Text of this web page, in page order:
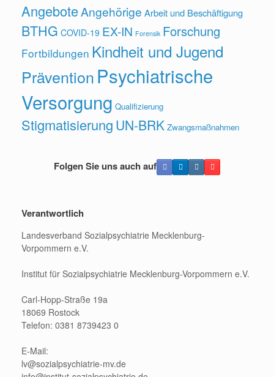
AngeboteAngehörige Arbeit und Beschäftigung
BTHG COVID-19 EX-IN Forensik Forschung
Fortbildungen Kindheit und Jugend
PräventionPsychiatrische
Versorgung Qualifizierung
Stigmatisierung UN-BRK Zwangsmaßnahmen
Folgen Sie uns auch auf
Verantwortlich
Landesverband Sozialpsychiatrie Mecklenburg-
Vorpommern e.V.
Institut für Sozialpsychiatrie Mecklenburg-Vorpommern e.V.
Carl-Hopp-Straße 19a
18069 Rostock
Telefon: 0381 8739423 0
E-Mail:
lv@sozialpsychiatrie-mv.de